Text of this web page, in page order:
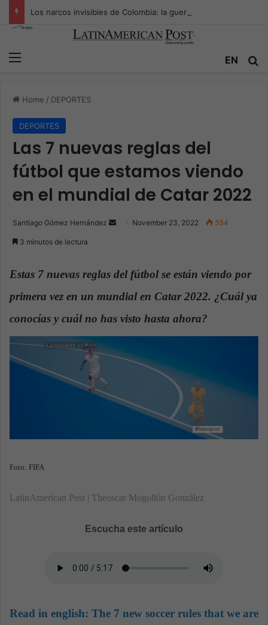
EN
Home / DEPORTES
DEPORTES
Las 7 nuevas reglas del
fútbol que estamos viendo
en el mundial de Catar 2022
Santiago Gómez Hernández
a
n
m
a
i
November 23, 2022 354
3 minutos de lectura
Estas 7 nuevas reglas del fútbol se están viendo por
primera vez en un mundial en Catar 2022. ¿Cuál ya
conocías y cuál no has visto hasta ahora?
Foto: FIFA
LatinAmerican Post | Theoscar Mogollón González
Escucha este artículo
Read in english: The 7 new soccer rules that we are